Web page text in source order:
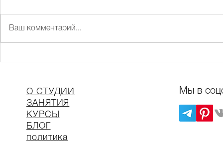
Ваш комментарий...
О СТУДИИ
ЗАНЯТИЯ
КУРСЫ
БЛОГ
политика
Мы в